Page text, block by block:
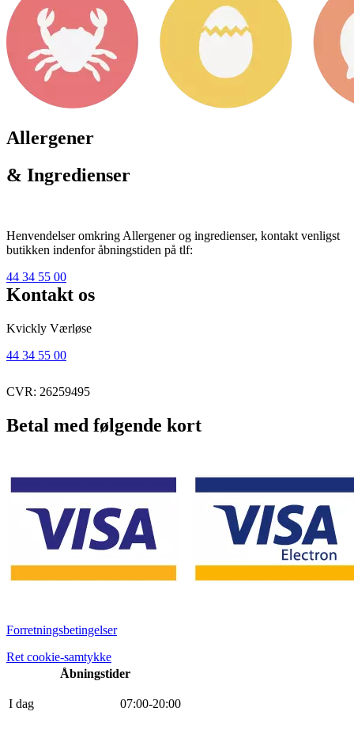
Allergener
& Ingredienser
Henvendelser omkring Allergener og ingredienser, kontakt venligst
butikken indenfor åbningstiden på tlf:
44 34 55 00
Kontakt os
Kvickly Værløse
44 34 55 00
CVR: 26259495
Betal med følgende kort
Forretningsbetingelser
Ret cookie-samtykke
Åbningstider
I dag 07:00-20:00